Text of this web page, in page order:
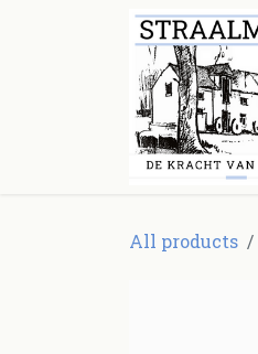
Overslaan naar inhoud
All products